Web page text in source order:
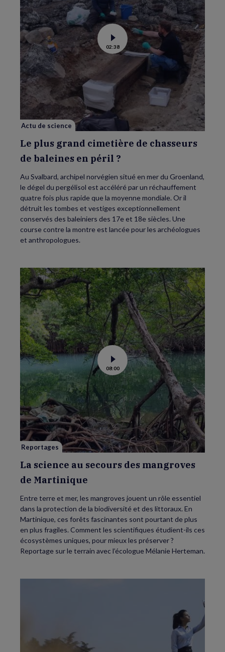
Voir
la
vidéo
grand
cimetière
chasseurs
de
baleines
en
?
02:38
Actu de science
Le plus grand cimetière de chasseurs
de baleines en péril ?
Au Svalbard, archipel norvégien situé en mer du Groenland,
le dégel du pergélisol est accéléré par un réchauffement
quatre fois plus rapide que la moyenne mondiale. Or il
détruit les tombes et vestiges exceptionnellement
conservés des baleiniers des 17e et 18e siècles. Une
course contre la montre est lancée pour les archéologues
et anthropologues.
Voir
la
vidéo
de
La
science
au
secours
des
mangroves
de
Martinique
08:00
Reportages
La science au secours des mangroves
de Martinique
Entre terre et mer, les mangroves jouent un rôle essentiel
dans la protection de la biodiversité et des littoraux. En
Martinique, ces forêts fascinantes sont pourtant de plus
en plus fragiles. Comment les scientifiques étudient-ils ces
écosystèmes uniques, pour mieux les préserver ?
Reportage sur le terrain avec l’écologue Mélanie Herteman.